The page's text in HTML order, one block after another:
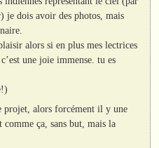
je dois avoir des photos, mais
alors si en plus mes lectrices
une joie immense. tu es
projet, alors forcément il y une
comme ça, sans but, mais la